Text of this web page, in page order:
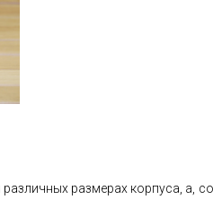
размерах корпуса, а,